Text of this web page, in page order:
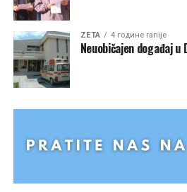
ZETA 4 године ranije
Neuobičajen događaj u